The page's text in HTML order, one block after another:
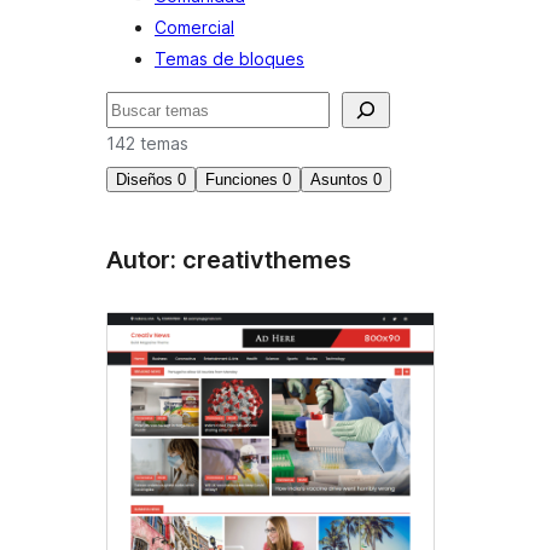
Comercial
Temas de bloques
Buscar
142 temas
Diseños 0 Funciones 0 Asuntos 0
Autor: creativthemes